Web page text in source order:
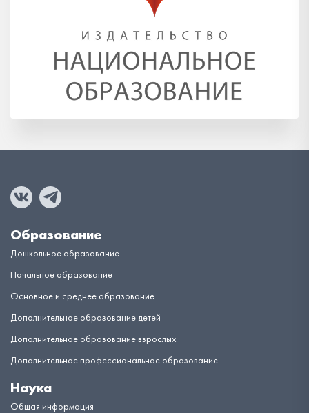
Образование
Дошкольное образование
Начальное образование
Основное и среднее образование
Дополнительное образование детей
Дополнительное образование взрослых
Дополнительное профессиональное образование
Наука
Общая информация